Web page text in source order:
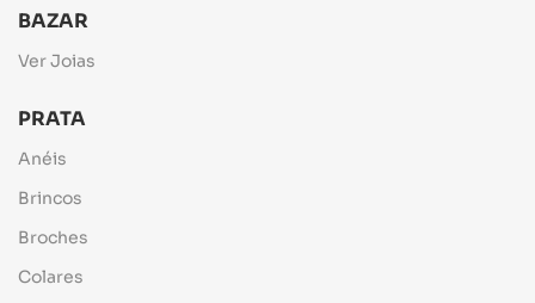
BAZAR
Ver Joias
PRATA
Anéis
Brincos
Broches
Colares